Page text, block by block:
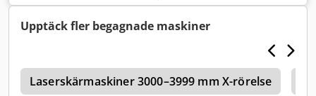
Upptäck fler begagnade maskiner
Laserskärmaskiner 3000–3999 mm X-rörelse